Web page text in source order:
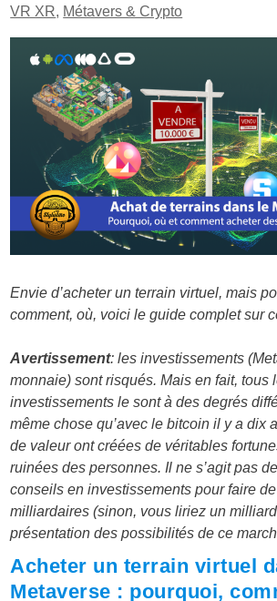
VR XR, Métavers & Crypto
Envie d’acheter un terrain virtuel, mais
comment, où, voici le guide complet sur
Avertissement: les investissements
monnaie) sont risqués. Mais en fait, tous
investissements le sont à des degrés
même chose qu’avec le bitcoin il y a dix
de valeur ont créées de véritables
ruinées des personnes. Il ne s’agit pas
conseils en investissements pour faire
milliardaires (sinon, vous liriez un
présentation des possibilités de ce
Acheter un terrain virtuel
Metaverse : pourquoi,